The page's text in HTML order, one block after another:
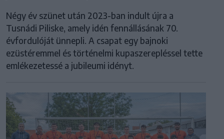
Négy év szünet után 2023-ban indult újra a
Tusnádi Piliske, amely idén fennállásának 70.
évfordulóját ünnepli. A csapat egy bajnoki
ezüstéremmel és történelmi kupaszerepléssel tette
emlékezetessé a jubileumi idényt.